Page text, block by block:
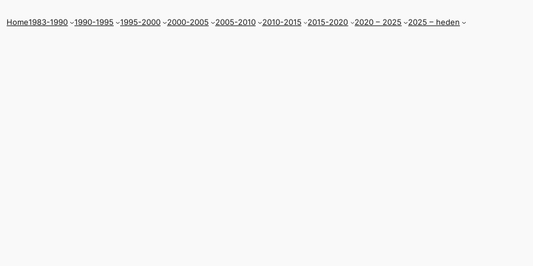
Home1983-1990 1990-1995 1995-2000 2000-2005 2005-2010 2010-2015 2015-2020 2020 – 2025 2025 – heden